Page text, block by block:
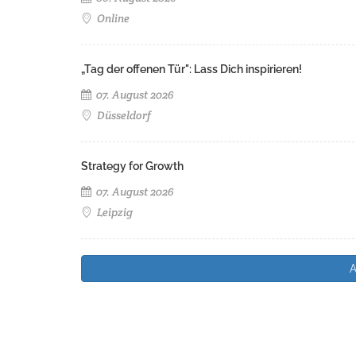
Online
„Tag der offenen Tür": Lass Dich inspirieren!
07. August 2026
Düsseldorf
Strategy for Growth
07. August 2026
Leipzig